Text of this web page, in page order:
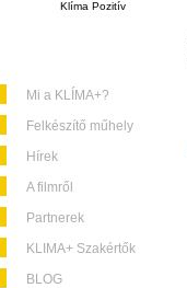
Klíma Pozitív
Mi a KLÍMA+?
Felkészítő műhely
Hírek
A filmről
Partnerek
KLIMA+ Szakértők
BLOG